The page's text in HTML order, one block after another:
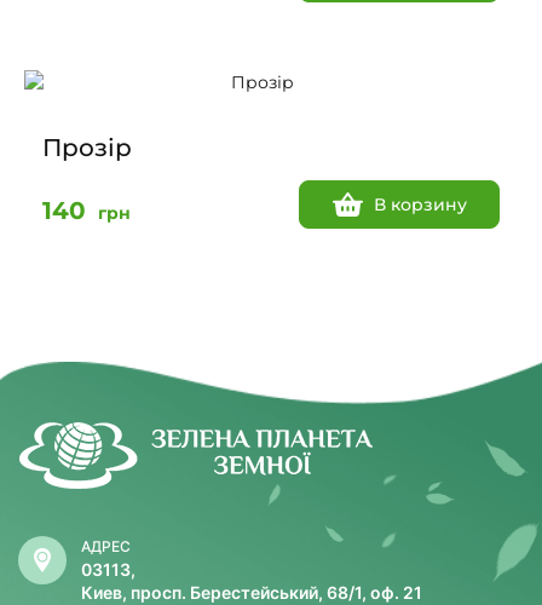
Прозір
140 грн В корзину
АДРЕС
03113,
Киев, просп. Берестейський, 68/1, оф. 21